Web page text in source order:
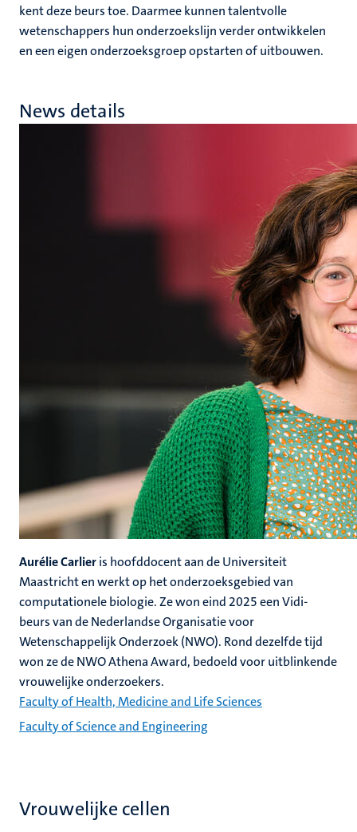
kent deze beurs toe. Daarmee kunnen talentvolle
wetenschappers hun onderzoekslijn verder ontwikkelen
en een eigen onderzoeksgroep opstarten of uitbouwen.
News details
Aurélie Carlieris hoofddocent aan de Universiteit
Maastricht en werkt op het onderzoeksgebied van
computationele biologie. Ze won eind 2025 een Vidi-
beurs van de Nederlandse Organisatie voor
Wetenschappelijk Onderzoek (NWO). Rond dezelfde tijd
won ze de NWO Athena Award, bedoeld voor uitblinkende
vrouwelijke onderzoekers.
Faculty of Health, Medicine and Life Sciences
Faculty of Science and Engineering
Vrouwelijke cellen